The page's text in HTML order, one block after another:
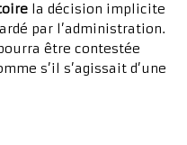
la décision implicite
par l’administration.
être contestée
s’il s’agissait d’une